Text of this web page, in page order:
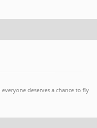
deserves a chance to fly